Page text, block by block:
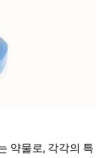
약물로, 각각의 특